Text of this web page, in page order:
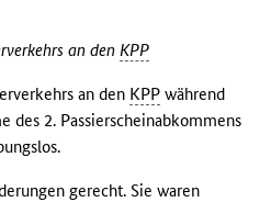
an den KPP
an den KPP während
des 2. Passierscheinabkommens
gerecht. Sie waren